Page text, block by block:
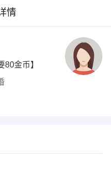
情
80金币】